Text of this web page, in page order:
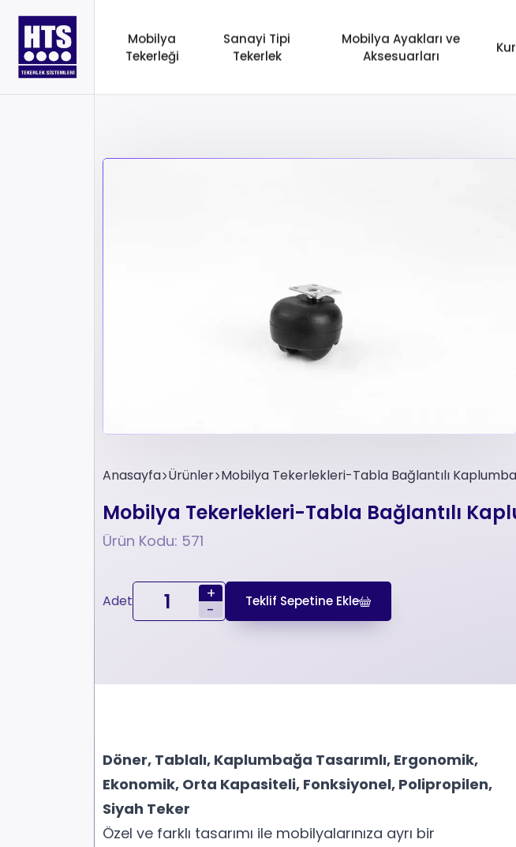
Mobilya
Tekerleği
Sanayi Tipi
Tekerlek
Mobilya Ayakları ve
Aksesuarları
Anasayfa Ürünler Mobilya Tekerlekleri-Tabla Bağlantılı
Mobilya Tekerlekleri-Tabla Bağlantılı
Ürün Kodu: 571
Adet
+
-
Teklif Sepetine Ekle
Döner, Tablalı, Kaplumbağa Tasarımlı, Ergonomik,
Ekonomik, Orta Kapasiteli, Fonksiyonel, Polipropilen,
Siyah Teker
Özel ve farklı tasarımı ile mobilyalarınıza ayrı bir